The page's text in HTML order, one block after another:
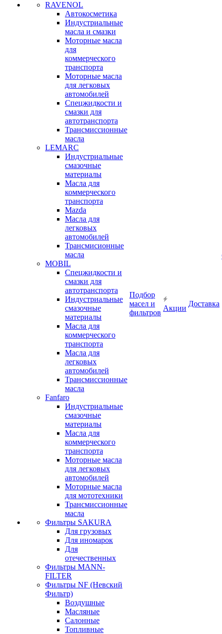
RAVENOL
Автокосметика
Индустриальные
масла и смазки
Моторные масла
для
коммерческого
транспорта
Моторные масла
для легковых
автомобилей
Спецжидкости и
смазки для
автотранспорта
Трансмиссионные
масла
LEMARC
Индустриальные
смазочные
материалы
Масла для
коммерческого
транспорта
Mazda
Масла для
легковых
автомобилей
Трансмисионные
масла
MOBIL
Cпецжидкости и
смазки для
автотранспорта
Индустриальные
смазочные
материалы
Масла для
коммерческого
транспорта
Масла для
легковых
автомобилей
Трансмиссионные
масла
Fanfaro
Индустриальные
смазочные
материалы
Масла для
коммерческого
транспорта
Моторные масла
для легковых
автомобилей
Моторные масла
для мототехники
Трансмиссионные
масла
Фильтры SAKURA
Для грузовых
Для иномарок
Для
отечественных
Фильтры MANN-
FILTER
Фильтры NF (Невский
Фильтр)
Воздушные
Масляные
Салонные
Топливные
Подбор
масел и
фильтров
Акции
Доставка